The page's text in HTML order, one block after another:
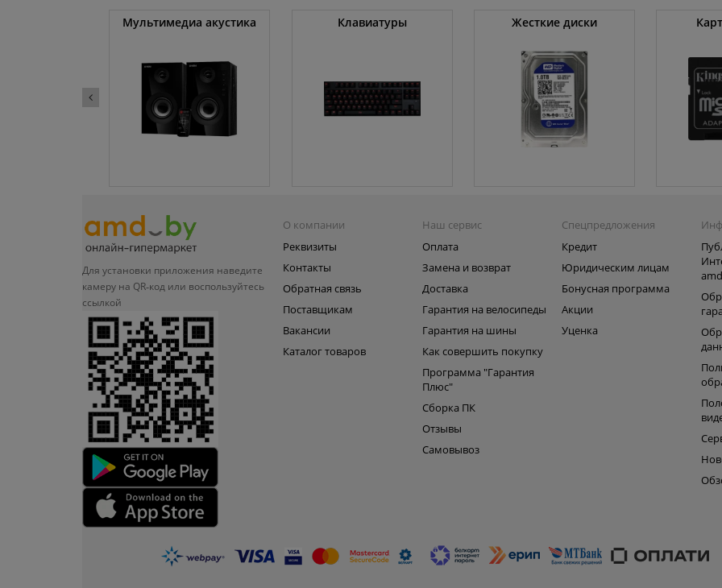
Мультимедиа акустика Клавиатуры Жесткие диски
Для установки приложения наведите
камеру на QR‑код или воспользуйтесь
ссылкой
О компании
Реквизиты
Контакты
Обратная связь
Поставщикам
Вакансии
Каталог товаров
Наш сервис
Оплата
Замена и возврат
Доставка
Гарантия на велосипеды
Гарантия на шины
Как совершить покупку
Программа "Гарантия
Плюс"
Сборка ПК
Отзывы
Самовывоз
Спецпредложения
Кредит
Юридическим лицам
Бонусная программа
Акции
Уценка